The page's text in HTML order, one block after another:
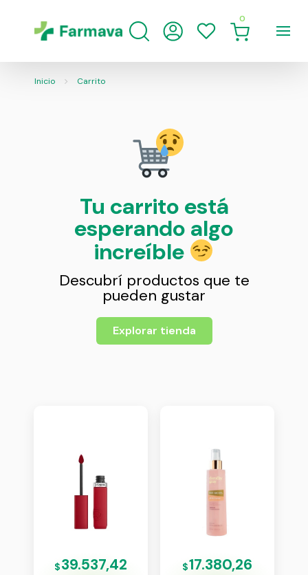
0
Inicio Carrito
Tu carrito está
esperando algo
increíble
Descubrí productos que te
pueden gustar
Explorar tienda
$39.537,42 $17.380,26